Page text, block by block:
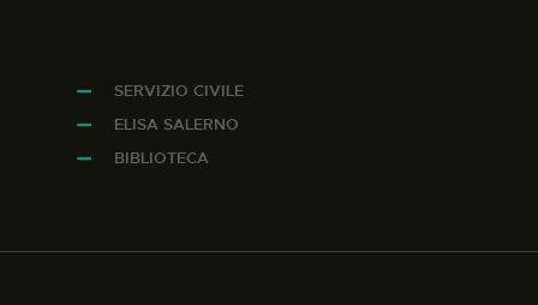
SERVIZIO CIVILE
ELISA SALERNO
BIBLIOTECA